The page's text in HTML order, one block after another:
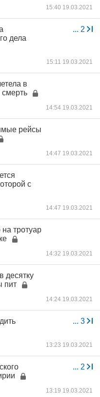
15:40 19.03.2021
... 2
дела
15:11 19.03.2021
в
смерть
14:54 19.03.2021
рейсы
14:47 19.03.2021
с
14:47 19.03.2021
тротуар
14:32 19.03.2021
десятку
пит
14:24 19.03.2021
... 3
13:23 19.03.2021
... 2
13:19 19.03.2021